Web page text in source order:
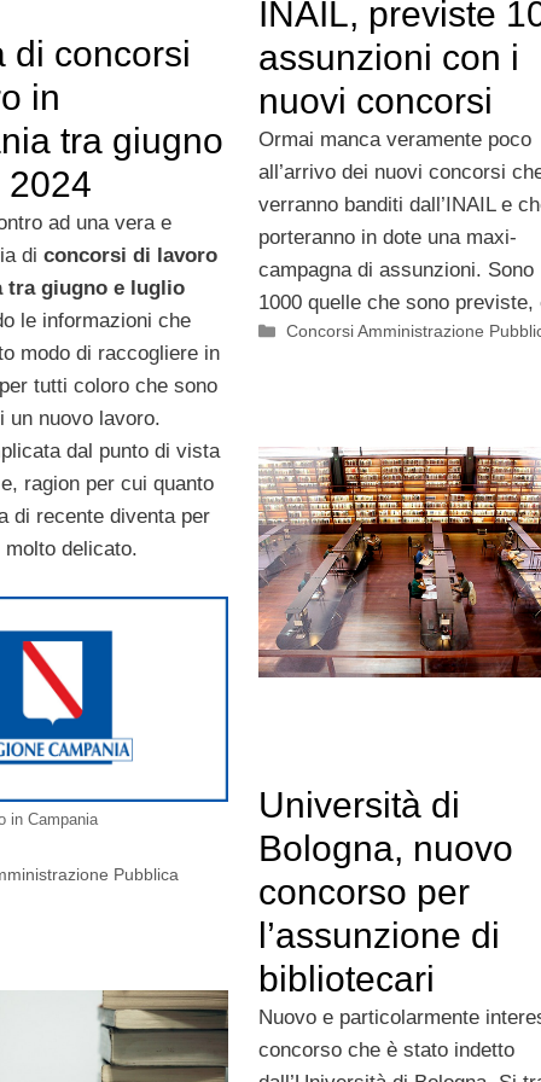
INAIL, previste
assunzioni con i
nuovi concorsi
Ormai manca veramente poco
all’arrivo dei nuovi concorsi
verranno banditi dall’INAIL e
porteranno in dote una maxi-
campagna di assunzioni. Sono
1000 quelle che sono previste,
Categorie
Concorsi Amministrazione
di concorsi
in
tra giugno
2024
ad una vera e
di concorsi di lavoro
tra giugno e luglio
le informazioni che
modo di raccogliere in
tutti coloro che sono
un nuovo lavoro.
dal punto di vista
ragion per cui quanto
di recente diventa per
delicato.
in Campania
Pubblica
Università di
Bologna, nuovo
concorso per
l’assunzione di
bibliotecari
Nuovo e particolarmente
concorso che è stato indetto